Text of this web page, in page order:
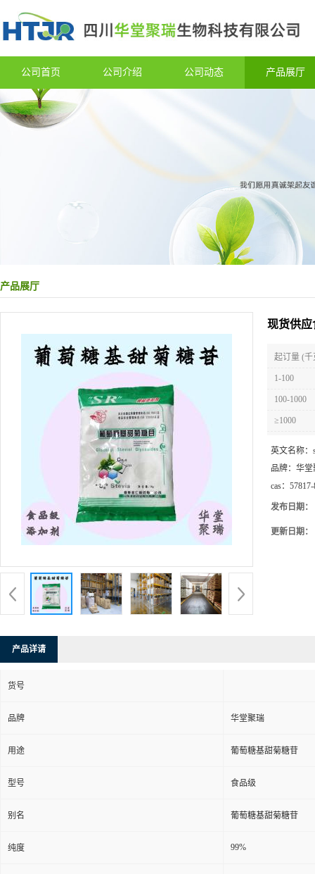
公司首页 公司介绍 公司动态 产品展厅
产品展厅
现货供应
起订量 (千
1-100
100-1000
≥1000
英文名称：
品牌： 华堂
cas：
发布日期：
更新日期：
产品详请
货号
品牌 华堂聚瑞
用途 葡萄糖基甜菊糖苷
型号 食品级
别名 葡萄糖基甜菊糖苷
纯度 99%